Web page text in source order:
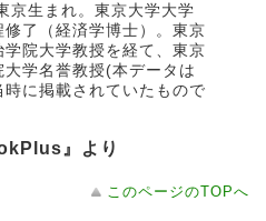
京生まれ。東京大学大学
了（経済学博士）。東京
院大学教授を経て、東京
学名誉教授(本データは
に掲載されていたもので
』より
このページのTOPへ